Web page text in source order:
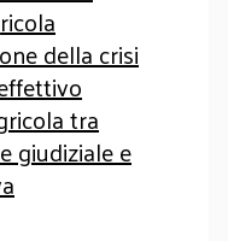
della crisi
tra
giudiziale e